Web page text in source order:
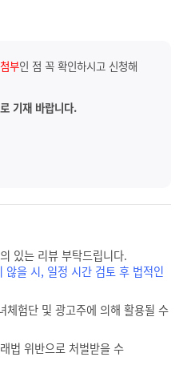
부인 점 꼭 확인하시고 신청해
기재 바랍니다.
있는 리뷰 부탁드립니다.
을 시, 일정 시간 검토 후 법적인
체험단 및 광고주에 의해 활용될 수
법 위반으로 처벌받을 수